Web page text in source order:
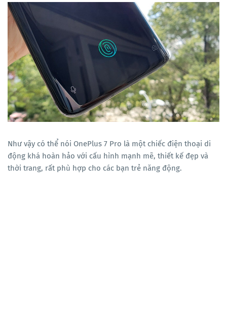
Như vậy có thể nói OnePlus 7 Pro là một chiếc điện thoại di
động khá hoàn hảo với cấu hình mạnh mẽ, thiết kế đẹp và
thời trang, rất phù hợp cho các bạn trẻ năng động.